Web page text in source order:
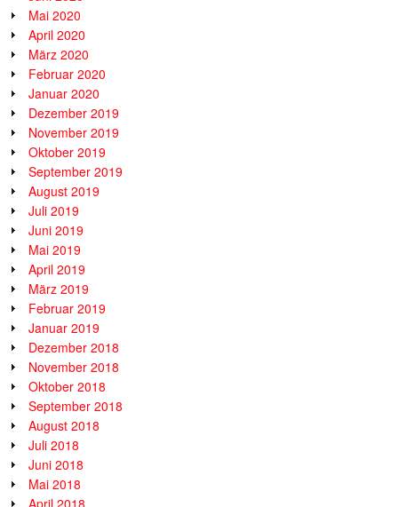
Mai 2020
April 2020
März 2020
Februar 2020
Januar 2020
Dezember 2019
November 2019
Oktober 2019
September 2019
August 2019
Juli 2019
Juni 2019
Mai 2019
April 2019
März 2019
Februar 2019
Januar 2019
Dezember 2018
November 2018
Oktober 2018
September 2018
August 2018
Juli 2018
Juni 2018
Mai 2018
April 2018